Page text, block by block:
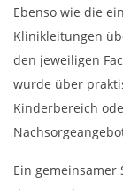
Ebenso wie die
Klinikleitungen
den jeweiligen
wurde über
Kinderbereich
Ein